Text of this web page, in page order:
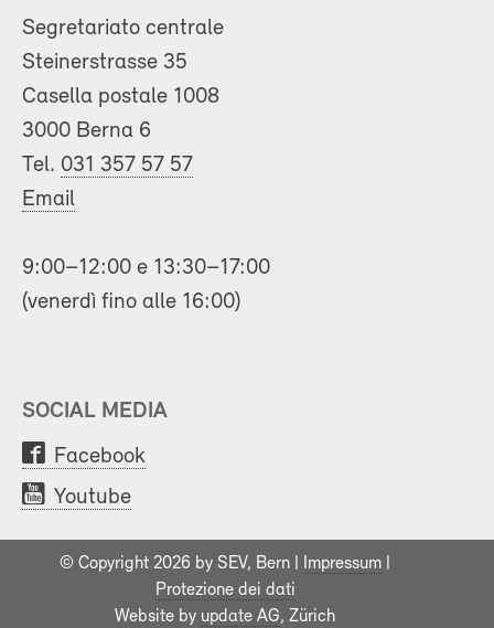
Segretariato centrale
Steinerstrasse 35
Casella postale 1008
3000 Berna 6
Tel. 031 357 57 57
Email
9:00–12:00 e 13:30–17:00
(venerdì fino alle 16:00)
SOCIAL MEDIA
Facebook
Youtube
© Copyright 2026 by SEV, Bern | Impressum
Protezione dei dati
Website by update AG, Zürich